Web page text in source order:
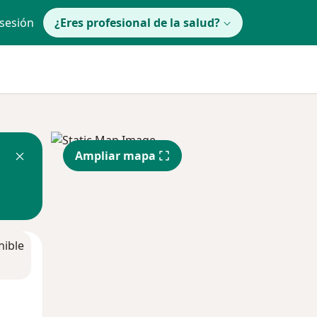
¿Eres profesional de la salud?
Ampliar mapa